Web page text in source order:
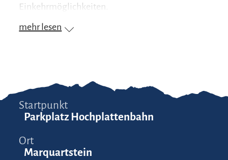
Einkehrmöglichkeiten.
mehr lesen
Startpunkt
Parkplatz Hochplattenbahn
Ort
Marquartstein